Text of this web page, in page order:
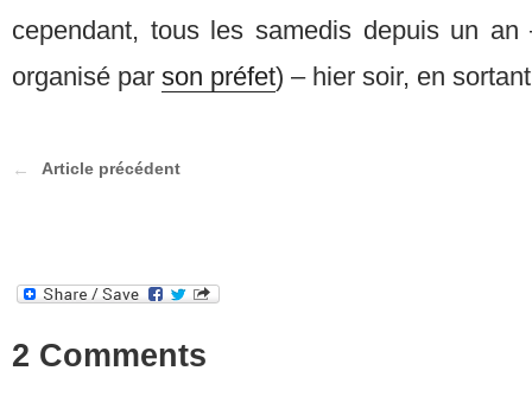
cependant, tous les samedis depuis un an
organisé par son préfet) – hier soir, en
Article précédent
2 Comments